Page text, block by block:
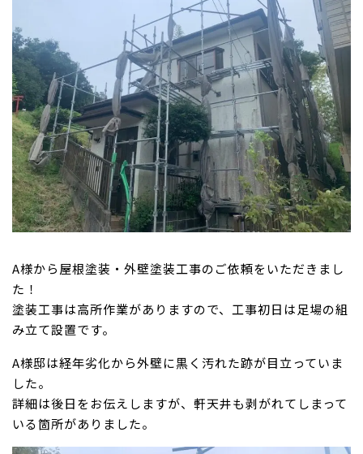
A様から屋根塗装・外壁塗装工事のご依頼をいただきまし
た！
塗装工事は高所作業がありますので、工事初日は足場の組
み立て設置です。
A様邸は経年劣化から外壁に黒く汚れた跡が目立っていま
した。
詳細は後日をお伝えしますが、軒天井も剥がれてしまって
いる箇所がありました。